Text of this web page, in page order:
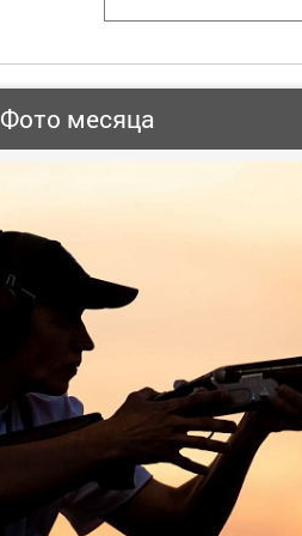
Фото месяца